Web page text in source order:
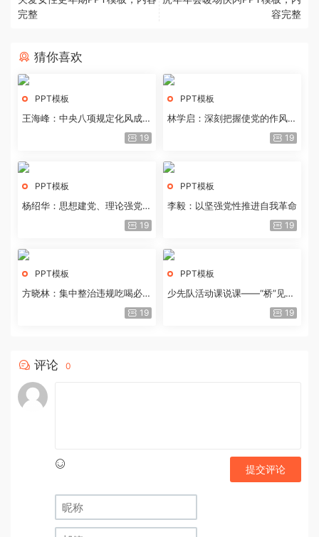
完整
容完整
猜你喜欢
PPT模板
王海峰：中央八项规定化风成俗
19
PPT模板
林学启：深刻把握使党的作风全
19
PPT模板
杨绍华：思想建党、理论强党的
19
PPT模板
李毅：以坚强党性推进自我革命
19
PPT模板
方晓林：集中整治违规吃喝必须
19
PPT模板
少先队活动课说课——“桥”见中
19
评论 0
提交评论